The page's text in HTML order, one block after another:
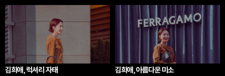
김희애, 럭셔리 자태 김희애, 아름다운 미소